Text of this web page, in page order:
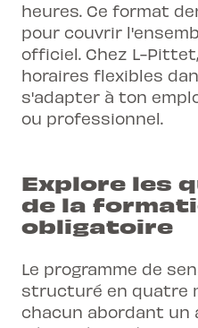
heures. Ce format
pour couvrir
officiel. Chez L-
horaires flexibles
s'adapter à ton
ou professionnel.
Explore les
de la
obligatoire
Le programme de
structuré en quatre
chacun abordant un